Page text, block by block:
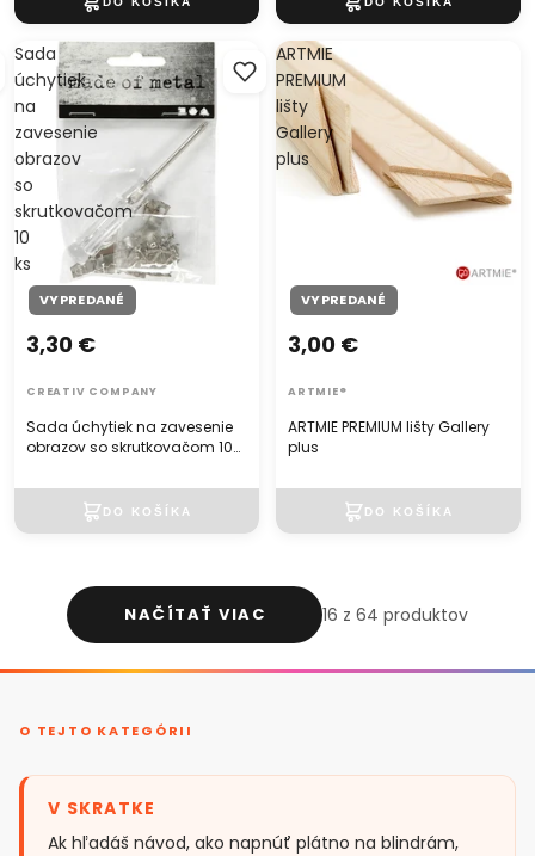
Sada
úchytiek
na
zavesenie
obrazov
so
skrutkovačom
10
ks
VYPREDANÉ
Sada úchytiek na zavesenie
obrazov so skrutkovačom 10
3,30 €
CREATIV COMPANY
ARTMIE
PREMIUM
lišty
Gallery
plus
VYPREDANÉ
ARTMIE PREMIUM lišty Gallery
plus
3,00 €
ARTMIE®
NAČÍTAŤ VIAC 16 z 64 produktov
O TEJTO KATEGÓRII
V SKRATKE
Ak hľadáš návod, ako napnúť plátno na blindrám,